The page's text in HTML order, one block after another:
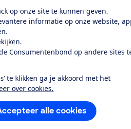
op onze site te kunnen geven.
informatie op onze website,
Consumentenbond op andere sites
te klikken ga je akkoord met het
over cookies.
alle cookies
en kan